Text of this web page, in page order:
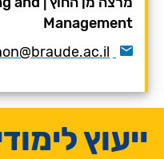
Management
ייעוץ